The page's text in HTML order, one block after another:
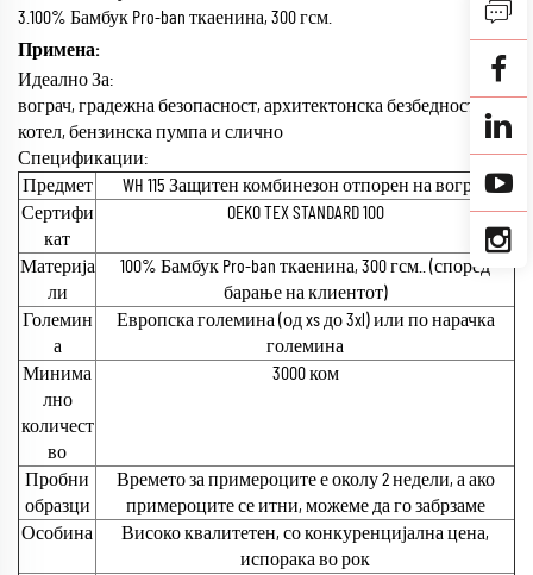
3.100% Бамбук Pro-ban ткаенина, 300 гсм.
Примена:
Идеално За:
вограч, градежна безопасност, архитектонска безбедност,
котел, бензинска пумпа и слично
Спецификации:
Предмет
WH 115 Защитен комбинезон отпорен на вограт
Сертифи
кат
OEKO TEX STANDARD 100
Материја
ли
100% Бамбук Pro-ban ткаенина, 300 гсм.. (според
барање на клиентот)
Големин
а
Европска големина (од xs до 3xl) или по нарачка
големина
Минима
лно
количест
во
3000 ком
Пробни
образци
Времето за примероците е околу 2 недели, а ако
примероците се итни, можеме да го забрзаме
Особина
Високо квалитетен, со конкуренцијална цена,
испорака во рок